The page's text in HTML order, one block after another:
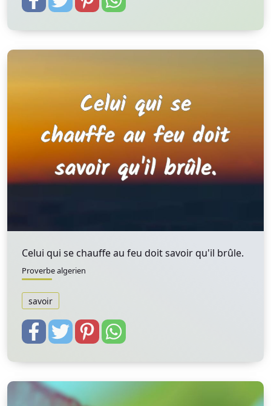
Celui qui se chauffe au feu doit savoir qu'il brûle.
Proverbe algerien
savoir